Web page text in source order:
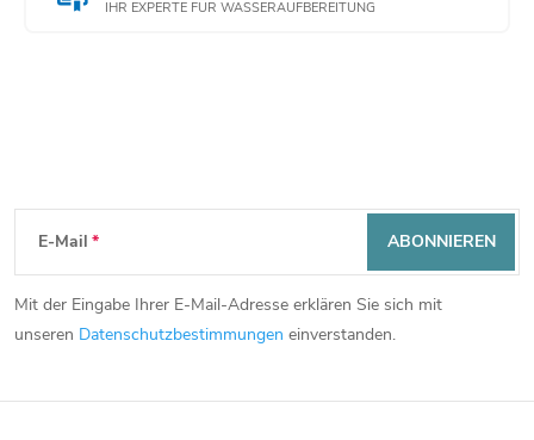
IHR EXPERTE FÜR WASSERAUFBEREITUNG
F
u
ß
z
E-Mail
Mit der Eingabe Ihrer E-Mail-Adresse erklären Sie sich mit
unseren Datenschutzbestimmungen einverstanden.
ABONNIEREN